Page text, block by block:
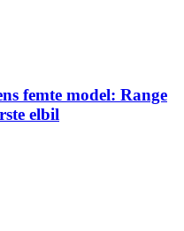
femte model: Range
elbil